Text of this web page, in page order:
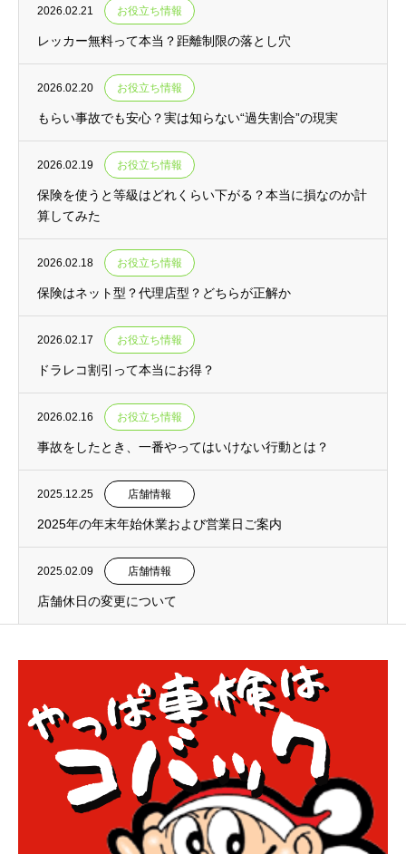
2026.02.21 お役立ち情報
レッカー無料って本当？距離制限の落とし穴
2026.02.20 お役立ち情報
もらい事故でも安心？実は知らない“過失割合”の現実
2026.02.19 お役立ち情報
保険を使うと等級はどれくらい下がる？本当に損なのか計
算してみた
2026.02.18 お役立ち情報
保険はネット型？代理店型？どちらが正解か
2026.02.17 お役立ち情報
ドラレコ割引って本当にお得？
2026.02.16 お役立ち情報
事故をしたとき、一番やってはいけない行動とは？
2025.12.25 店舗情報
2025年の年末年始休業および営業日ご案内
2025.02.09 店舗情報
店舗休日の変更について